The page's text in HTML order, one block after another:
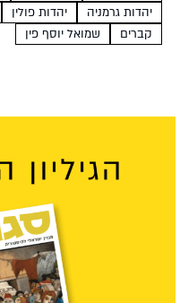
יהדות גרמניה
יהדות פולין
קברים
שמואל יוסף פין